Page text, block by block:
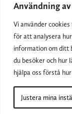
Användning
Vi använder
för att analysera
information om ditt
du besöker och hur
hjälpa oss förstå
Justera mina